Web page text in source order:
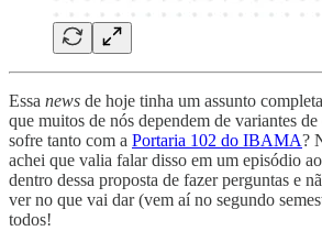
Essa news de hoje tinha um assunto
que muitos de nós dependem de variantes
sofre tanto com a Portaria 102 do IBAMA?
achei que valia falar disso em um episódio
dentro dessa proposta de fazer perguntas e
ver no que vai dar (vem aí no segundo
todos!